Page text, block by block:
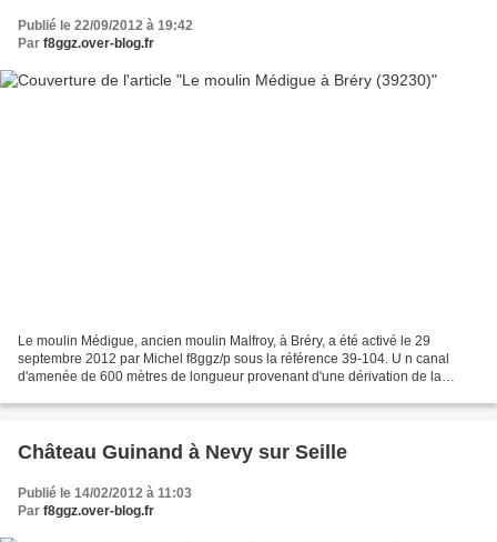
Publié le 22/09/2012 à 19:42
Par f8ggz.over-blog.fr
Le moulin Médigue, ancien moulin Malfroy, à Bréry, a été activé le 29
septembre 2012 par Michel f8ggz/p sous la référence 39-104. U n canal
d'amenée de 600 mètres de longueur provenant d'une dérivation de la
Château Guinand à Nevy sur Seille
Publié le 14/02/2012 à 11:03
Par f8ggz.over-blog.fr